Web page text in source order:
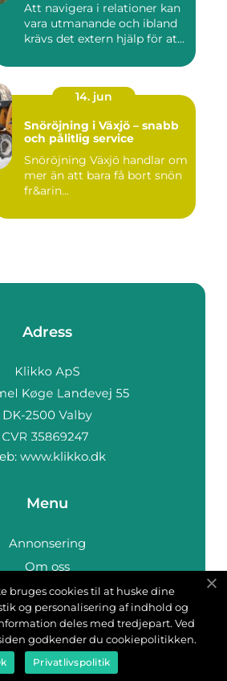
Att navigera i relationer kan
vara utmanande och ibland
krävs det extern hjälp för at...
14. jun
Snöröjning i Växjö – snabb
och pålitlig service
Snöröjning Växjö handlar om
mer än att bara få bort snön
fr&arin...
Adress
www.klikko.dk
Menu
Annonsering
Om oss
Cookies
Kontakta oss
Sitemap
bruges cookies til at huske dine
og personalisering af indhold og
deles med tredjepart. Ved
godkender du cookiepolitikken.
Privatlivspolitik